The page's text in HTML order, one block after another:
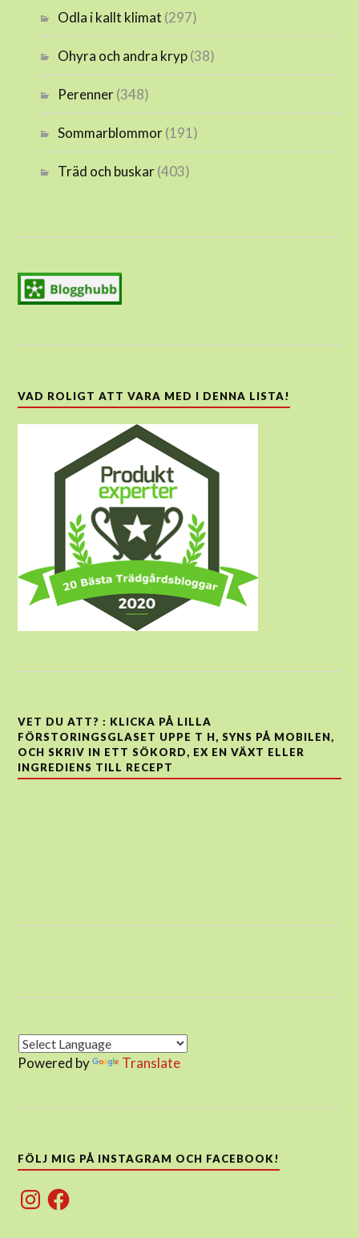
Odla i kallt klimat (297)
Ohyra och andra kryp(38)
Perenner(348)
Sommarblommor(191)
Träd och buskar(403)
VAD ROLIGT ATT VARA MED I DENNA LISTA!
VET DU ATT? : KLICKA PÅ LILLA
FÖRSTORINGSGLASET UPPE T H, SYNS PÅ MOBILEN,
OCH SKRIV IN ETT SÖKORD, EX EN VÄXT ELLER
INGREDIENS TILL RECEPT
Powered by Translate
FÖLJ MIG PÅ INSTAGRAM OCH FACEBOOK!
InstagramFacebook